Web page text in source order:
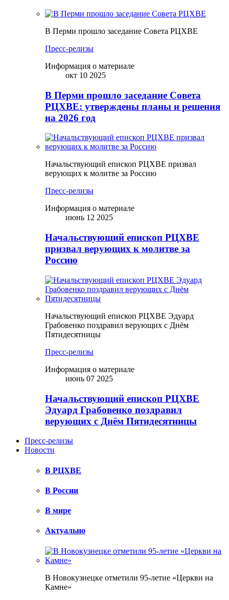
В Перми прошло заседание Совета РЦХВЕ
Пресс-релизы
Информация о материале
окт 10 2025
В Перми прошло заседание Совета
РЦХВЕ: утверждены планы и решения
на 2026 год
Начальствующий епископ РЦХВЕ призвал
верующих к молитве за Россию
Пресс-релизы
Информация о материале
июнь 12 2025
Начальствующий епископ РЦХВЕ
призвал верующих к молитве за
Россию
Начальствующий епископ РЦХВЕ Эдуард
Грабовенко поздравил верующих с Днём
Пятидесятницы
Пресс-релизы
Информация о материале
июнь 07 2025
Начальствующий епископ РЦХВЕ
Эдуард Грабовенко поздравил
верующих с Днём Пятидесятницы
Пресс-релизы
Новости
В РЦХВЕ
В России
В мире
Актуально
В Новокузнецке отметили 95-летие «Церкви на
Камне»